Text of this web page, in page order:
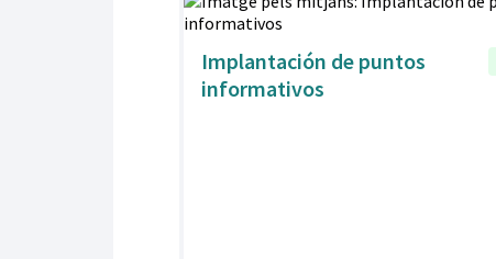
Implantación de puntos
informativos